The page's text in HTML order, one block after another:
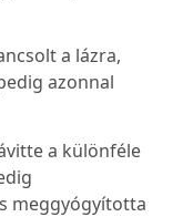
a lázra,
azonnal
a különféle
meggyógyította